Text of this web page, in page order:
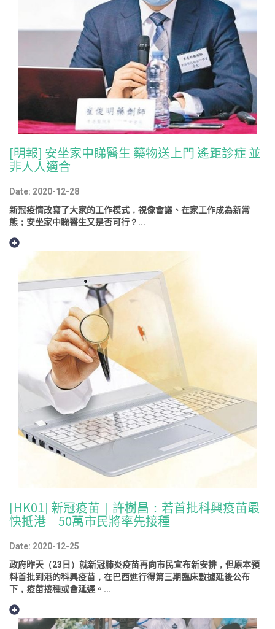
[明報] 安坐家中睇醫生 藥物送上門 遙距診症 並
非人人適合
Date: 2020-12-28
新冠疫情改寫了大家的工作模式，視像會議、在家工作成為新常
態；安坐家中睇醫生又是否可行？...
[HK01] 新冠疫苗｜許樹昌：若首批科興疫苗最
快抵港 50萬市民將率先接種
Date: 2020-12-25
政府昨天（23日）就新冠肺炎疫苗再向市民宣布新安排，但原本預
料首批到港的科興疫苗，在巴西進行得第三期臨床數據延後公布
下，疫苗接種或會延遲。...